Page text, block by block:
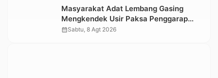
Masyarakat Adat Lembang Gasing
Mengkendek Usir Paksa Penggarap
yang Rusak Kawasan Hutan
calendar_monthSabtu, 8 Agt 2026